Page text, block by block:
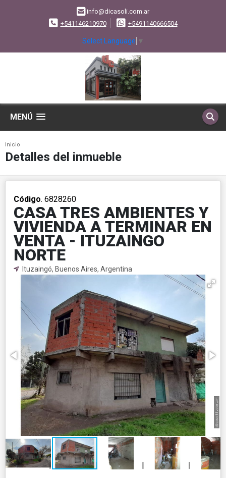
info@dicasoli.com.ar
+541146210970
+5491140666504
Select Language ▼
MENÚ
Inicio
Detalles del inmueble
Código. 6828260
CASA TRES AMBIENTES Y
VIVIENDA A TERMINAR EN
VENTA - ITUZAINGO
NORTE
Ituzaingó, Buenos Aires, Argentina